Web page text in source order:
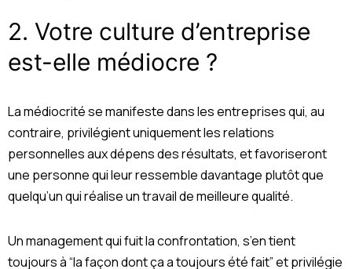
2. Votre culture d’entreprise
est-elle médiocre ?
La médiocrité se manifeste dans les entreprises qui, au
contraire, privilégient uniquement les relations
personnelles aux dépens des résultats, et favoriseront
une personne qui leur ressemble davantage plutôt que
quelqu’un qui réalise un travail de meilleure qualité.
Un management qui fuit la confrontation, s’en tient
toujours à “la façon dont ça a toujours été fait” et privilégie